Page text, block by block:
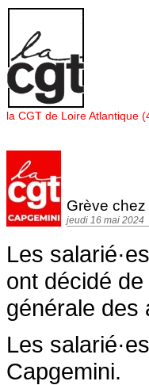
Panneau de gestion des
la CGT de Loire Atlantique
Grève
jeudi 16 mai 2024
Les
ont décidé
générale des
Les
Capgemini.